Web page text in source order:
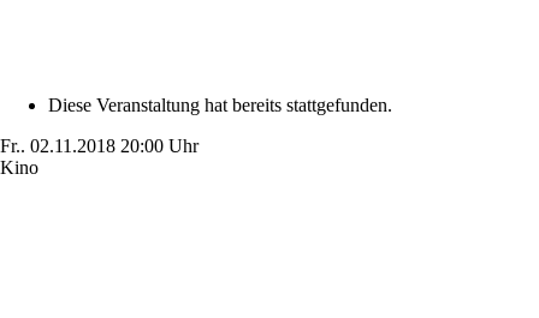
Diese Veranstaltung hat bereits stattgefunden.
Fr.. 02.11.2018 20:00 Uhr
Kino